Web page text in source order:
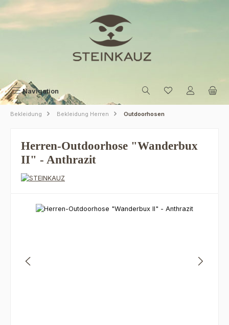
Zum Hauptinhalt springen
Navigation
Bekleidung Bekleidung Herren Outdoorhosen
Herren-Outdoorhose "Wanderbux
II" - Anthrazit
Bildergalerie überspringen